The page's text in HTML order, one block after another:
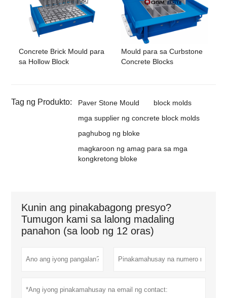
Concrete Brick Mould para
sa Hollow Block
Mould para sa Curbstone
Concrete Blocks
Tag ng Produkto: Paver Stone Mould
block molds
mga supplier ng concrete block molds
paghubog ng bloke
magkaroon ng amag para sa mga
kongkretong bloke
Kunin ang pinakabagong presyo?
Tumugon kami sa lalong madaling
panahon (sa loob ng 12 oras)